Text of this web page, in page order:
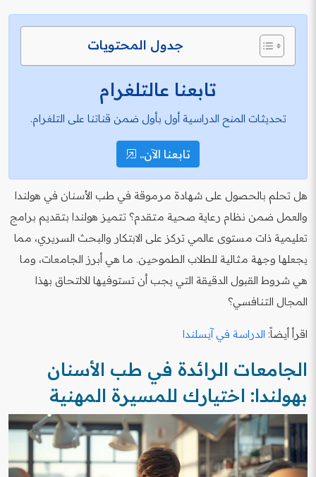
جدول المحتويات
تابعنا عالتلغرام
تحديثات المنح الدراسية أول بأول ضمن قناتنا على التلغرام.
تابعنا الآن..
هل تحلم بالحصول على شهادة مرموقة في طب الأسنان في هولندا
والعمل ضمن نظام رعاية صحية متقدم؟ تتميز هولندا بتقديم برامج
تعليمية ذات مستوى عالمي تركز على الابتكار والبحث السريري، مما
يجعلها وجهة مثالية للطلاب الطموحين. ما هي أبرز الجامعات، وما
هي شروط القبول الدقيقة التي يجب أن تستوفيها للالتحاق بهذا
المجال التنافسي؟
اقرأ أيضاً: الدراسة في آيسلندا
الجامعات الرائدة في طب الأسنان
بهولندا: اختيارك للمسيرة المهنية